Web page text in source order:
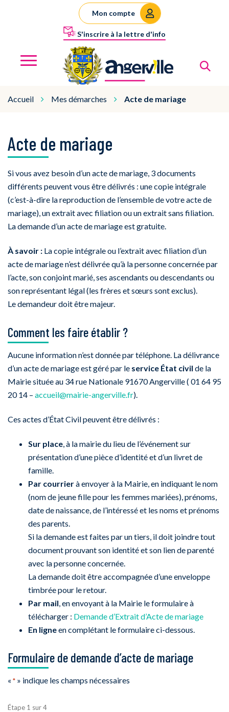
S'inscrire à la lettre d'info
Mon compte
Angerville
Accueil Mes démarches Acte de mariage
Acte de mariage
Si vous avez besoin d’un acte de mariage, 3 documents
différents peuvent vous être délivrés : une copie intégrale
(c’est-à-dire la reproduction de l’ensemble de votre acte de
mariage), un extrait avec filiation ou un extrait sans filiation.
La demande d’un acte de mariage est gratuite.
À savoir : La copie intégrale ou l’extrait avec filiation d’un
acte de mariage n’est délivrée qu’à la personne concernée par
l’acte, son conjoint marié, ses ascendants ou descendants ou
son représentant légal (les frères et sœurs sont exclus).
Le demandeur doit être majeur.
Comment les faire établir ?
Aucune information n’est donnée par téléphone. La délivrance
d’un acte de mariage est géré par le service État civil de la
Mairie située au 34 rue Nationale 91670 Angerville ( 01 64 95
20 14 – accueil@mairie-angerville.fr).
Ces actes d’État Civil peuvent être délivrés :
Sur place , à la mairie du lieu de l’événement sur
présentation d’une pièce d’identité et d’un livret de
famille.
Par courrierà envoyer à la Mairie, en indiquant le nom
(nom de jeune fille pour les femmes mariées), prénoms,
date de naissance, de l’intéressé et les noms et prénoms
des parents.
Si la demande est faites par un tiers, il doit joindre tout
document prouvant son identité et son lien de parenté
avec la personne concernée.
La demande doit être accompagnée d’une enveloppe
timbrée pour le retour.
Par mail , en envoyant à la Mairie le formulaire à
télécharger : Demande d’Extrait d’Acte de mariage
En ligneen complétant le formulaire ci-dessous.
Formulaire de demande d’acte de mariage
« * » indique les champs nécessaires
Étape 1 sur4